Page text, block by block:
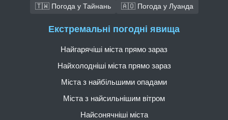
🇹🇼 Погода у Тайнань
🇦🇴 Погода у Луанда
Екстремальні погодні явища
Найгарячіші міста прямо зараз
Найхолодніші міста прямо зараз
Міста з найбільшими опадами
Міста з найсильнішим вітром
Найсонячніші міста